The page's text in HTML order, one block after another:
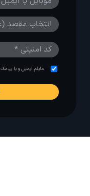
مایلم ایمیل و یا